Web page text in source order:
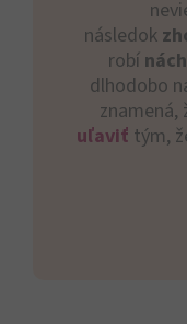
následok
robí
dlhodobo
znamená,
uľaviť tým,